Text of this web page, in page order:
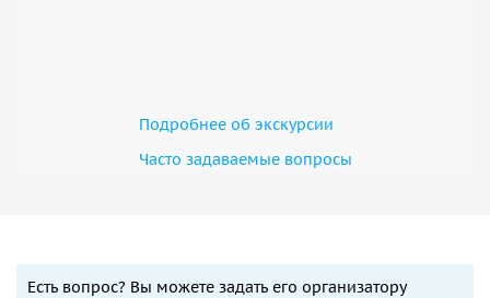
Подробнее об экскурсии
Часто задаваемые вопросы
Есть вопрос? Вы можете задать его организатору